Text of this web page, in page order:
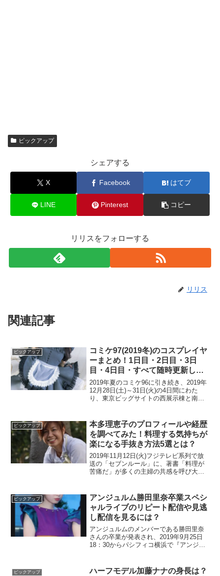
ピックアップ
シェアする
X Facebook はてブ
LINE Pinterest コピー
リリスをフォローする
リリス
関連記事
ピックアップ
コミケ97(2019冬)のコスプレイヤ
ーまとめ！1日目・2日目・3日
目・4日目・すべて随時更新しま
す！
2019年夏のコミケ96に引き続き、2019年
12月28日(土)～31日(火)の4日間にわた
り、東京ビッグサイトの西展示棟と南展
はマンガや小説、ゲーム、音楽などの...
ピックアップ
本多理恵子のプロフィールや経歴
を調べてみた！料理する気持ちが
楽になる手抜き方法5選とは？
2019年11月12日(火)フジテレビ系列で放
送の「セブンルール」に、著書「料理が
苦痛だ」が多くの主婦の共感を呼び大ヒ
プロフィール 本多理恵子の経歴 料理する
気持ちが...
ピックアップ
アンジュルム勝田里奈卒業スペシ
ャルライブのリピート配信や見逃
し配信を見るには？
アンジュルムのメンバーである勝田里奈
さんの卒業が発表され、2019年9月25日
18：30からパシフィコ横浜で『アンジュ
れに、ともないｄTVで『アンジュルム...
ピックアップ
ハーフモデル加藤ナナの身長は？